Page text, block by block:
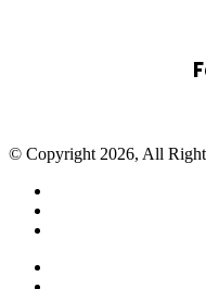
© Copyright 2026, All
Facebook
Twitter
WhatsApp
Telegram
Close